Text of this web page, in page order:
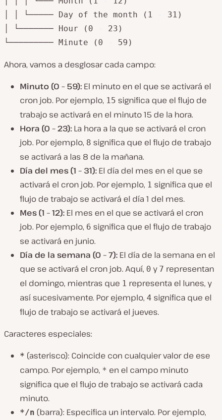
│ │ └───── Day of the month (1
31)
│ └─────── Hour (0
23)
└───────── Minute (0
59)
Ahora, vamos a desglosar cada campo:
Minuto (0 – 59): El minuto en el que se activará el
cron job. Por ejemplo, 15 significa que el flujo de
trabajo se activará en el minuto 15 de la hora.
Hora (0 – 23): La hora a la que se activará el cron
job. Por ejemplo, 8 significa que el flujo de trabajo
se activará a las 8 de la mañana.
Día del mes (1 – 31): El día del mes en el que se
activará el cron job. Por ejemplo, 1 significa que el
flujo de trabajo se activará el día 1 del mes.
Mes (1 – 12): El mes en el que se activará el cron
job. Por ejemplo, 6 significa que el flujo de trabajo
se activará en junio.
Día de la semana (0 – 7): El día de la semana en el
que se activará el cron job. Aquí, 0 y 7 representan
el domingo, mientras que 1 representa el lunes, y
así sucesivamente. Por ejemplo, 4 significa que el
flujo de trabajo se activará el jueves.
Caracteres especiales:
* (asterisco): Coincide con cualquier valor de ese
campo. Por ejemplo, * en el campo minuto
significa que el flujo de trabajo se activará cada
minuto.
*/n (barra): Especifica un intervalo. Por ejemplo,